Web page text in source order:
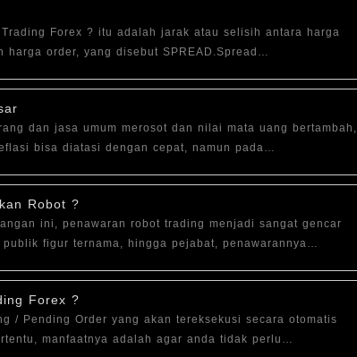
Forex ? itu adalah jarak atau selisih antara harga
order, yang disebut SPREAD.Spread…
dan jasa umum merosot dan nilai mata uang bertambah,
bisa diatasi dengan cepat, namun pada…
Robot ?
ini, penawaran robot trading menjadi sangat gencar
figur ternama, hingga pejabat, penawarannya…
Forex ?
/ Pending Order yang akan tereksekusi secara otomatis
manfaatnya adalah agar anda tidak perlu…